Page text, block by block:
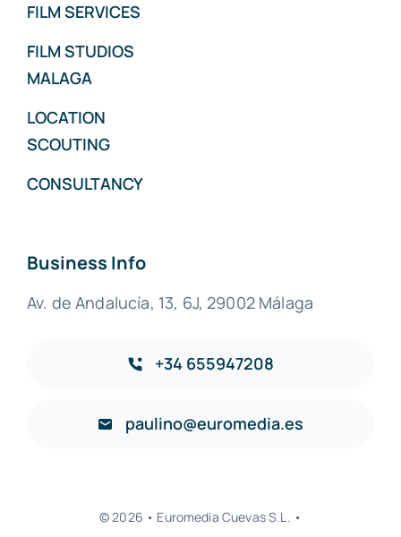
FILM SERVICES
FILM STUDIOS
MALAGA
LOCATION
SCOUTING
CONSULTANCY
Business Info
Av. de Andalucía, 13, 6J, 29002 Málaga
+34 655947208
paulino@euromedia.es
© 2026 • Euromedia Cuevas S.L. •